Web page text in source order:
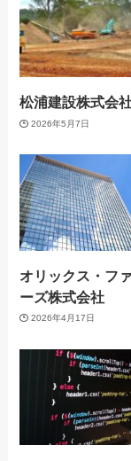
松浦建設株式会
2026年5月7日
オリックス・フ
ーズ株式会社
2026年4月17日